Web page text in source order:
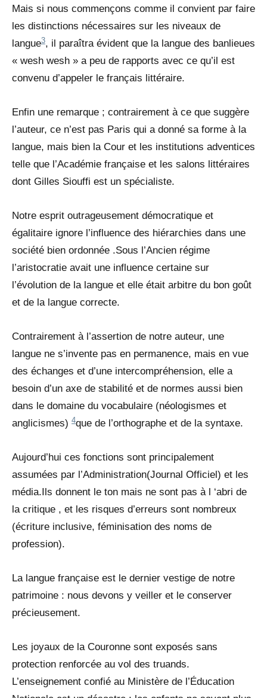
Mais si nous commençons comme il convient par faire
les distinctions nécessaires sur les niveaux de
langue3, il paraîtra évident que la langue des banlieues
« wesh wesh » a peu de rapports avec ce qu’il est
convenu d’appeler le français littéraire.
Enfin une remarque ; contrairement à ce que suggère
l’auteur, ce n’est pas Paris qui a donné sa forme à la
langue, mais bien la Cour et les institutions adventices
telle que l’Académie française et les salons littéraires
dont Gilles Siouffi est un spécialiste.
Notre esprit outrageusement démocratique et
égalitaire ignore l’influence des hiérarchies dans une
société bien ordonnée .Sous l’Ancien régime
l’aristocratie avait une influence certaine sur
l’évolution de la langue et elle était arbitre du bon goût
et de la langue correcte.
Contrairement à l’assertion de notre auteur, une
langue ne s’invente pas en permanence, mais en vue
des échanges et d’une intercompréhension, elle a
besoin d’un axe de stabilité et de normes aussi bien
dans le domaine du vocabulaire (néologismes et
anglicismes) 4que de l’orthographe et de la syntaxe.
Aujourd’hui ces fonctions sont principalement
assumées par l’Administration(Journal Officiel) et les
média.Ils donnent le ton mais ne sont pas à l ‘abri de
la critique , et les risques d’erreurs sont nombreux
(écriture inclusive, féminisation des noms de
profession).
La langue française est le dernier vestige de notre
patrimoine : nous devons y veiller et le conserver
précieusement.
Les joyaux de la Couronne sont exposés sans
protection renforcée au vol des truands.
L’enseignement confié au Ministère de l’Éducation